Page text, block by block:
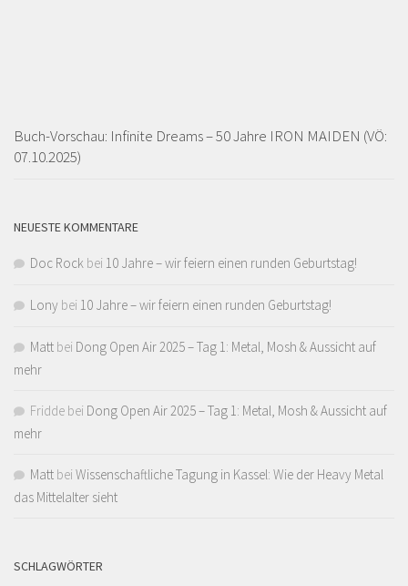
Buch-Vorschau: Infinite Dreams – 50 Jahre IRON MAIDEN (VÖ:
07.10.2025)
NEUESTE KOMMENTARE
Doc Rock bei 10 Jahre – wir feiern einen runden Geburtstag!
Lony bei 10 Jahre – wir feiern einen runden Geburtstag!
Matt bei Dong Open Air 2025 – Tag 1: Metal, Mosh & Aussicht auf
mehr
Fridde bei Dong Open Air 2025 – Tag 1: Metal, Mosh & Aussicht auf
mehr
Matt bei Wissenschaftliche Tagung in Kassel: Wie der Heavy Metal
das Mittelalter sieht
SCHLAGWÖRTER